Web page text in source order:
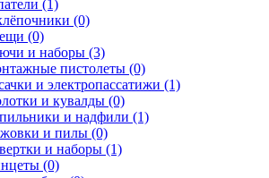
(1)
(0)
(0)
и наборы (3)
пистолеты (0)
и электропассатижи (1)
и кувалды (0)
и надфили (1)
и пилы (0)
и наборы (1)
(0)